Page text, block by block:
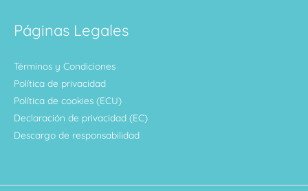
Páginas Legales
Términos y Condiciones
Política de privacidad
Política de cookies (ECU)
Declaración de privacidad (EC)
Descargo de responsabilidad